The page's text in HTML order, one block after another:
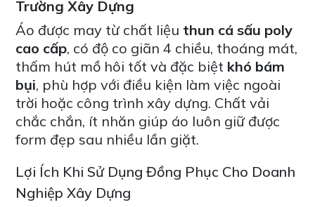
Trường Xây Dựng
Áo được may từ chất liệu thun cá sấu poly
cao cấp, có độ co giãn 4 chiều, thoáng mát,
thấm hút mồ hôi tốt và đặc biệt khó bám
bụi, phù hợp với điều kiện làm việc ngoài
trời hoặc công trình xây dựng. Chất vải
chắc chắn, ít nhăn giúp áo luôn giữ được
form đẹp sau nhiều lần giặt.
Lợi Ích Khi Sử Dụng Đồng Phục Cho Doanh
Nghiệp Xây Dựng